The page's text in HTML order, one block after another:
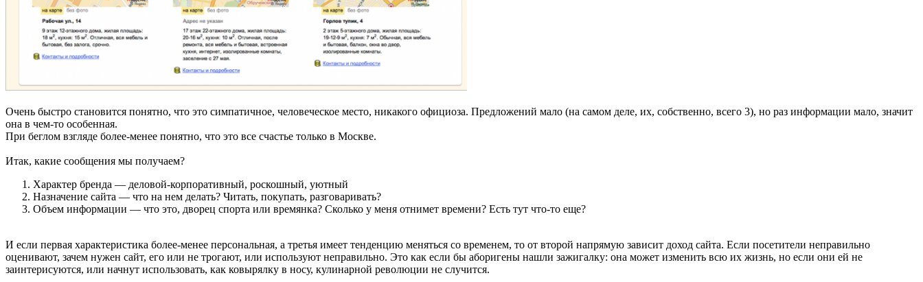
Очень быстро становится понятно, что это симпатичное, человеческое место, никакого официоза. Предложений мало (на самом деле, их, собственно, всего 3), но раз информации мало, значит
она в чем-то особенная.
При беглом взгляде более-менее понятно, что это все счастье только в Москве.
Итак, какие сообщения мы получаем?
Характер бренда — деловой-корпоративный, роскошный, уютный
Назначение сайта — что на нем делать? Читать, покупать, разговаривать?
Объем информации — что это, дворец спорта или времянка? Сколько у меня отнимет времени? Есть тут что-то еще?
И если первая характеристика более-менее персональная, а третья имеет тенденцию меняться со временем, то от второй напрямую зависит доход сайта. Если посетители неправильно
оценивают, зачем нужен сайт, его или не трогают, или используют неправильно. Это как если бы аборигены нашли зажигалку: она может изменить всю их жизнь, но если они ей не
заинтерисуются, или начнут использовать, как ковырялку в носу, кулинарной революции не случится.